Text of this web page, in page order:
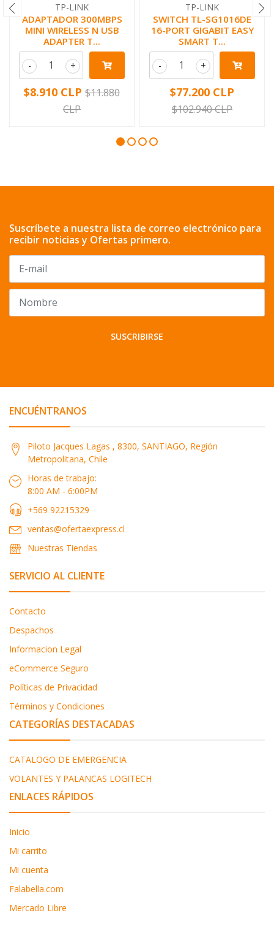
TP-LINK
ADAPTADOR 300MBPS
MINI WIRELESS N USB
ADAPTER T...
+
-
$8.910 CLP $11.880
CLP
TP-LINK
SWITCH TL-SG1016DE
16-PORT GIGABIT EASY
SMART T...
+
-
$77.200 CLP
$102.940 CLP
Suscríbete a nuestra lista de correo electrónico para
recibir noticias y Ofertas primero.
SUSCRIBIRSE
ENCUÉNTRANOS
Piloto Jacques Lagas , 8300, SANTIAGO, Región
Metropolitana, Chile
Horas de trabajo:
8:00 AM - 6:00PM
+569 92215329
ventas@ofertaexpress.cl
Nuestras Tiendas
SERVICIO AL CLIENTE
Contacto
Despachos
Informacion Legal
eCommerce Seguro
Políticas de Privacidad
Términos y Condiciones
CATEGORÍAS DESTACADAS
CATALOGO DE EMERGENCIA
VOLANTES Y PALANCAS LOGITECH
ENLACES RÁPIDOS
Inicio
Mi carrito
Mi cuenta
Falabella.com
Mercado Libre